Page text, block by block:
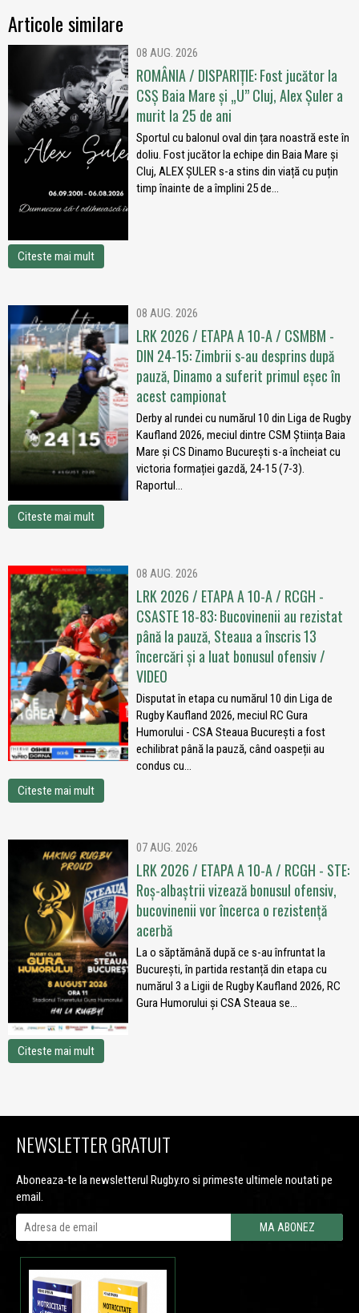
Articole similare
08 AUG. 2026
ROMÂNIA / DISPARIȚIE: Fost jucător la
CSȘ Baia Mare și „U” Cluj, Alex Șuler a
murit la 25 de ani
Sportul cu balonul oval din țara noastră este în
doliu. Fost jucător la echipe din Baia Mare și
Cluj, ALEX ȘULER s-a stins din viață cu puțin
timp înainte de a împlini 25 de...
Citeste mai mult
08 AUG. 2026
LRK 2026 / ETAPA A 10-A / CSMBM -
DIN 24-15: Zimbrii s-au desprins după
pauză, Dinamo a suferit primul eșec în
acest campionat
Derby al rundei cu numărul 10 din Liga de Rugby
Kaufland 2026, meciul dintre CSM Știința Baia
Mare și CS Dinamo București s-a încheiat cu
victoria formației gazdă, 24-15 (7-3).
Raportul...
Citeste mai mult
08 AUG. 2026
LRK 2026 / ETAPA A 10-A / RCGH -
CSASTE 18-83: Bucovinenii au rezistat
până la pauză, Steaua a înscris 13
încercări și a luat bonusul ofensiv /
VIDEO
Disputat în etapa cu numărul 10 din Liga de
Rugby Kaufland 2026, meciul RC Gura
Humorului - CSA Steaua București a fost
echilibrat până la pauză, când oaspeții au
condus cu...
Citeste mai mult
07 AUG. 2026
LRK 2026 / ETAPA A 10-A / RCGH - STE:
Roș-albaștrii vizează bonusul ofensiv,
bucovinenii vor încerca o rezistență
acerbă
La o săptămână după ce s-au înfruntat la
București, în partida restanță din etapa cu
numărul 3 a Ligii de Rugby Kaufland 2026, RC
Gura Humorului și CSA Steaua se...
Citeste mai mult
NEWSLETTER GRATUIT
Aboneaza-te la newsletterul Rugby.ro si primeste ultimele noutati pe
email.